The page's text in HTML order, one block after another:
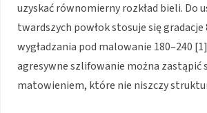
uzyskać równomierny rozkład bieli. Do
twardszych powłok stosuje się gradacje
wygładzania pod malowanie 180–240
agresywne szlifowanie można zastąpić
matowieniem, które nie niszczy